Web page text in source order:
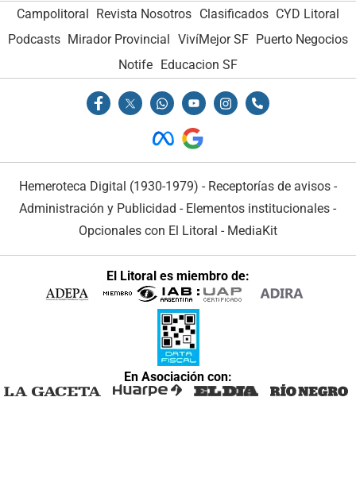
Campolitoral Revista Nosotros Clasificados CYD Litoral
Podcasts Mirador Provincial VivíMejor SF Puerto Negocios
Notife Educacion SF
Hemeroteca Digital (1930-1979) - Receptorías de avisos -
Administración y Publicidad - Elementos institucionales -
Opcionales con El Litoral - MediaKit
El Litoral es miembro de:
En Asociación con: